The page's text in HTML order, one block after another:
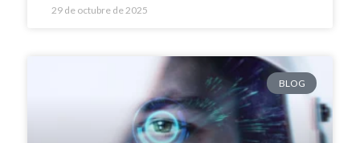
29 de octubre de 2025
BLOG